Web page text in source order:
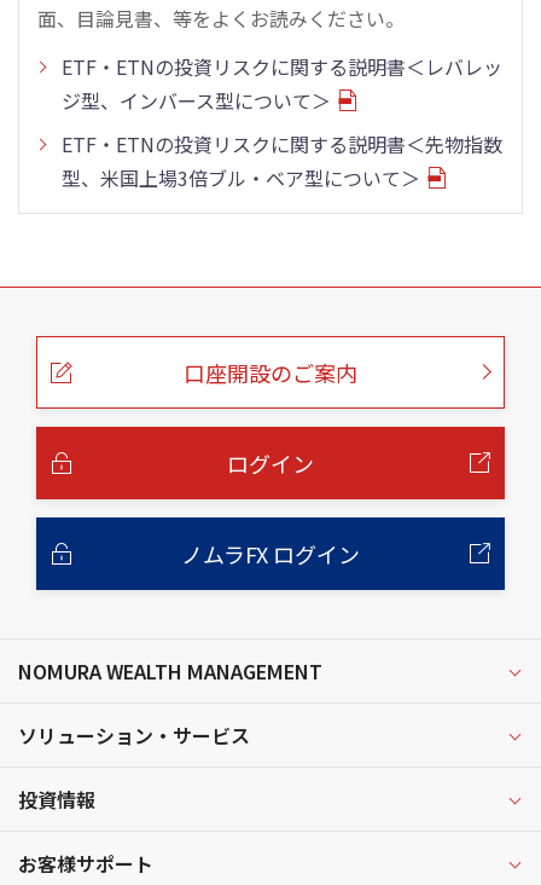
面、目論見書、等をよくお読みください。
ETF・ETNの投資リスクに関する説明書＜レバレッ
ジ型、インバース型について＞
ETF・ETNの投資リスクに関する説明書＜先物指数
型、米国上場3倍ブル・ベア型について＞
こ
口座開設のご案内
ログイン
ノムラFX ログイン
NOMURA WEALTH MANAGEMENT
ソリューション・サービス
投資情報
お客様サポート